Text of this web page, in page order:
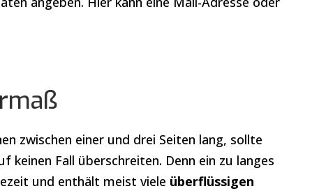
zwischen einer und drei Seiten lang, sollte
keinen Fall überschreiten. Denn ein zu langes
und enthält meist viele überflüssigen